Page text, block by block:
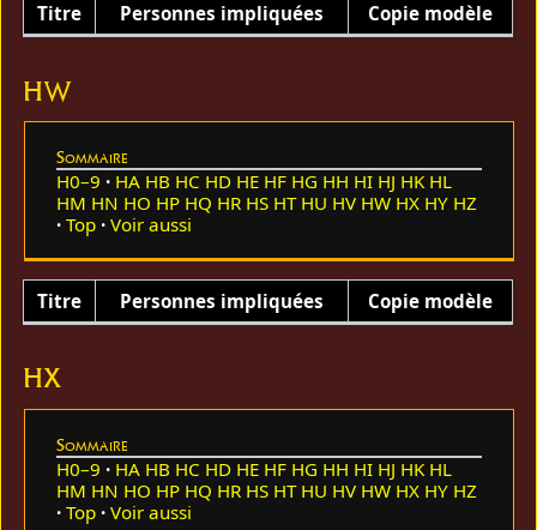
Titre Personnes impliquées Copie modèle
HW
Sommaire
H0–9 HA HB HC HD HE HF HG HH HI HJ HK HL
HM HN HO HP HQ HR HS HT HU HV HW HX HY HZ
Top
Voir aussi
Titre Personnes impliquées Copie modèle
HX
Sommaire
H0–9 HA HB HC HD HE HF HG HH HI HJ HK HL
HM HN HO HP HQ HR HS HT HU HV HW HX HY HZ
Top
Voir aussi